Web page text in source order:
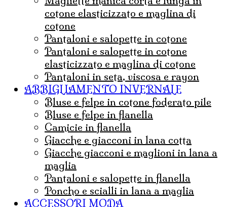
cotone elasticizzato e maglina di
cotone
pantaloni e salopette in cotone
Pantaloni e salopette in cotone
elasticizzato e maglina di cotone
Pantaloni in seta, viscosa e rayon
ABBIGLIAMENTO INVERNALE
Bluse e felpe in cotone foderato pile
Bluse e felpe in flanella
Camicie in flanella
Giacche e giacconi in lana cotta
Giacche giacconi e maglioni in lana a
maglia
Pantaloni e salopette in flanella
Poncho e scialli in lana a maglia
ACCESSORI MODA